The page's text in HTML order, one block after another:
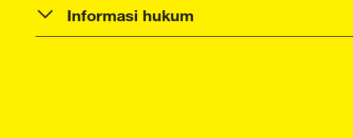
Informasi hukum